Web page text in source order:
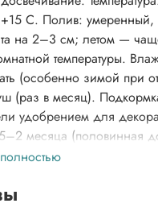
C. Полив: умеренный,
на 2–3 см; летом —
температуры.
(особенно зимой при
(раз в месяц).
удобрением для
месяца (половинная
Пересадка:
Грунт: питательный,